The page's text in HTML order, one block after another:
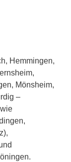
Hemmingen,
Mönsheim,
–